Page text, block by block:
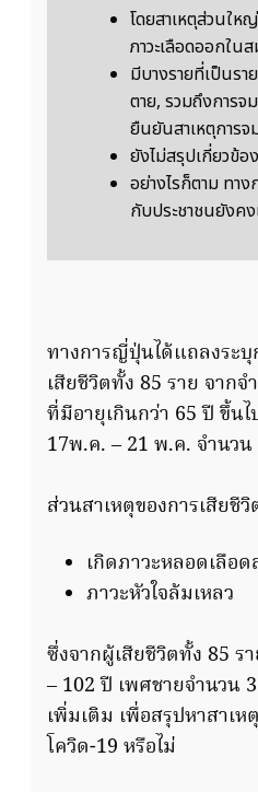
โดยสาเหตุส่วนให
ภาวะเลือดออกใน
มีบางรายที่เป็นรา
ตาย, รวมถึงการจ
ยืนยันสาเหตุการจ
ยังไม่สรุปเกี่ยวข้
อย่างไรก็ตาม ทา
กับประชาชนยังค
ทางการญี่ปุ่นได้แถลงระบุ
เสียชีวิตทั้ง 85 ราย จาก
ที่มีอายุเกินกว่า 65 ปี ขึ้น
17พ.ค. – 21 พ.ค. จำนวน
ส่วนสาเหตุของการเสีย
เกิดภาวะหลอดเลือ
ภาวะหัวใจล้มเหลว
ซึ่งจากผู้เสียชีวิตทั้ง 85 ร
– 102 ปี เพศชายจำนวน
เพิ่มเติม เพื่อสรุปหาสาเ
โควิด-19 หรือไม่